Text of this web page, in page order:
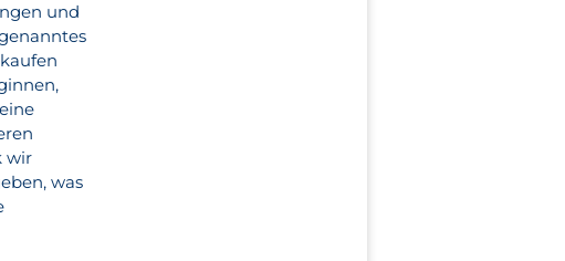
und
wir
was